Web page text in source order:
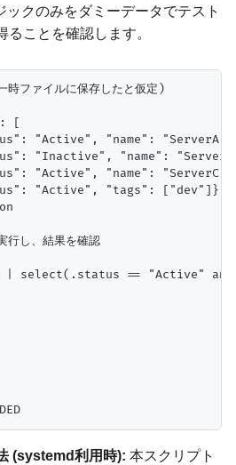
ックのみをダミーデータでテスト
ることを確認します。
ファイルに保存したと仮定)
[
"Active", "name":
"Inactive", "name":
"Active", "name":
"Active", "tags": ["dev"]}
し、結果を確認
== "Active" and
(systemd利用時): 本スクリプト